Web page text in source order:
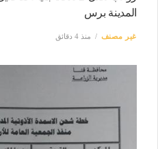
المدينة برس
غير مصنف منذ 4 دقائق